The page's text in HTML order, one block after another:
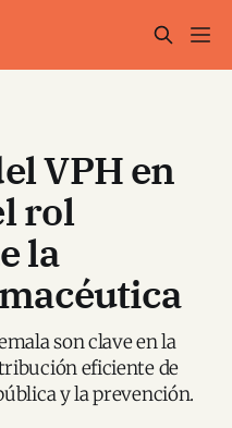
VPH en
rol
la
son clave en la
eficiente de
y la prevención.